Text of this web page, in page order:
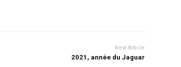
Next Article
2021, année du Jaguar